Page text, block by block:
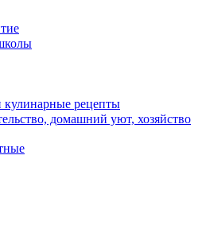
рецепты
домашний уют, хозяйство